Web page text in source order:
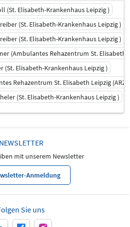
(St. Elisabeth-Krankenhaus Leipzig )
(St. Elisabeth-Krankenhaus Leipzig )
(St. Elisabeth-Krankenhaus Leipzig )
(Ambulantes Rehazentrum St. Elisabeth
(St. Elisabeth-Krankenhaus Leipzig )
Rehazentrum St. Elisabeth Leipzig (ARZ)
(St. Elisabeth-Krankenhaus Leipzig )
(St. Elisabeth-Krankenhaus
Elisabeth-Krankenhaus Leipzig )
NEWSLETTER
mit unserem Newsletter
Anmeldung
Sie uns